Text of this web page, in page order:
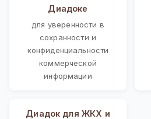
Диадоке
для уверенности в
сохранности и
конфиденциальности
коммерческой
информации
Диадок для ЖКХ и